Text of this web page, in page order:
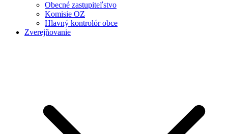
Obecné zastupiteľstvo
Komisie OZ
Hlavný kontrolór obce
Zverejňovanie